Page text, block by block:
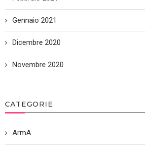
Gennaio 2021
Dicembre 2020
Novembre 2020
CATEGORIE
ArmA